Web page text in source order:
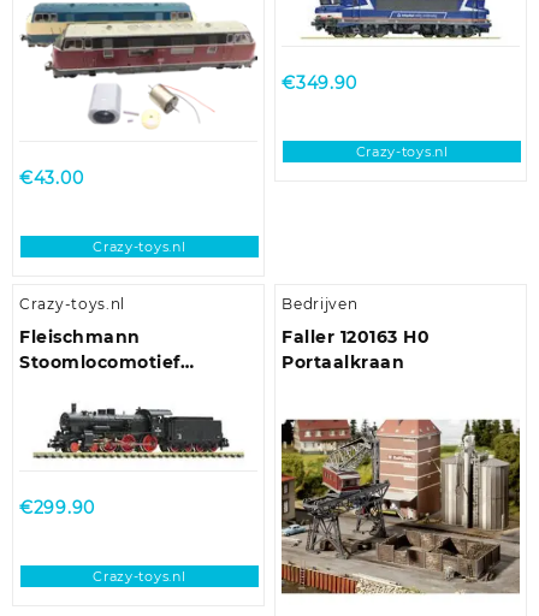
u.a.
€43.00
Crazy-toys.nl
€349.90
Crazy-toys.nl
Crazy-toys.nl
Fleischmann
Stoomlocomotief
DIGITAAL
€299.90
Crazy-toys.nl
Bedrijven
Faller 120163 H0
Portaalkraan